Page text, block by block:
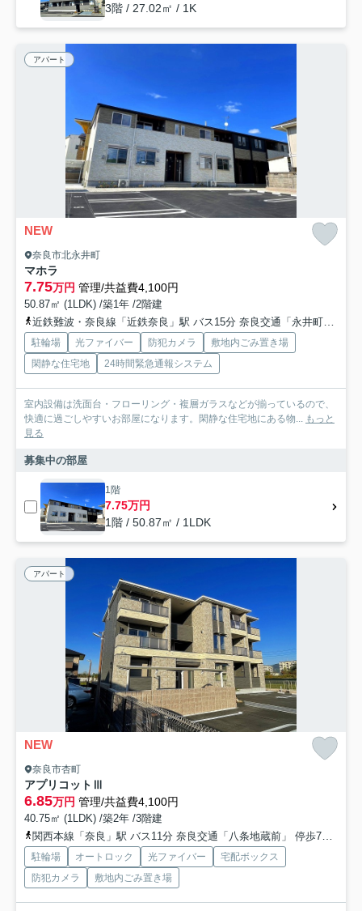
3階 / 27.02㎡ / 1K
アパート
NEW
奈良市北永井町
マホラ
7.75万円 管理/共益費4,100円
50.87㎡ (1LDK) /築1年 /2階建
近鉄難波・奈良線「近鉄奈良」駅 バス15分 奈良交通「永井町」 停歩3分
駐輪場 光ファイバー 防犯カメラ
敷地内ごみ置き場
閑静な住宅地
24時間緊急通報システム
室内設備は洗面台・フローリング・複層ガラスなどが揃っているので、
快適に過ごしやすいお部屋になります。閑静な住宅地にある物... もっと
見る
募集中の部屋
1階
7.75万円
1階 / 50.87㎡ / 1LDK
アパート
NEW
奈良市杏町
アプリコットⅢ
6.85万円 管理/共益費4,100円
40.75㎡ (1LDK) /築2年 /3階建
関西本線「奈良」駅 バス11分 奈良交通「八条地蔵前」 停歩7分
駐輪場 オートロック 光ファイバー
宅配ボックス
防犯カメラ
敷地内ごみ置き場